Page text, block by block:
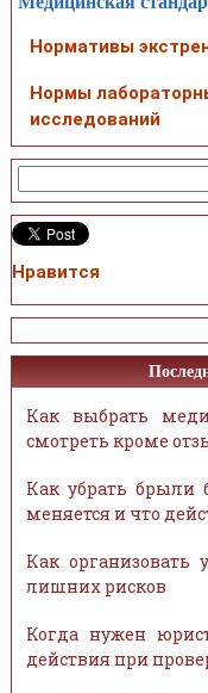
Нормативы
Нормы
исследований
Нравится
Как выбрать
смотреть кроме
Как убрать брыли
меняется и что
Как организовать
лишних рисков
Когда нужен
действия при